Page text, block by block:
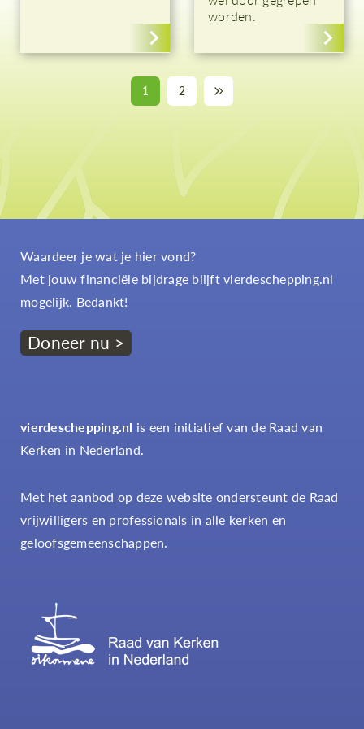
worden.
1 2
Waardeer je wat je hier vond?
Met jouw financiële bijdrage blijft vierdeschepping.nl
mogelijk. Bedankt!
Doneer nu >
vierdeschepping.nl is een initiatief van de Raad van
Kerken in Nederland.
Met het aanbod op deze website ondersteunt de Raad
vrijwilligers en professionals in alle kerken en
geloofsgemeenschappen.